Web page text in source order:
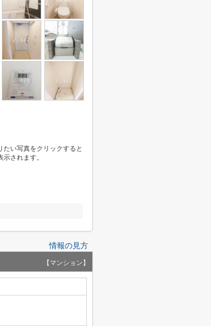
い写真をクリックすると
されます。
情報の見方
【マンション】